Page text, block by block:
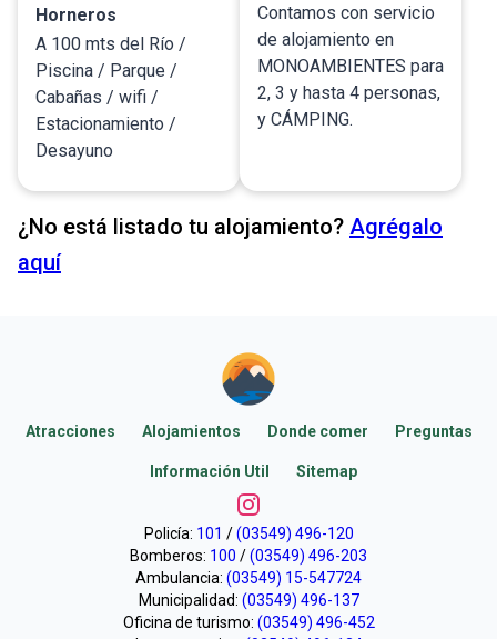
Horneros
A 100 mts del Río /
Piscina / Parque /
Cabañas / wifi /
Estacionamiento /
Desayuno
Contamos con servicio
de alojamiento en
MONOAMBIENTES para
2, 3 y hasta 4 personas,
y CÁMPING.
¿No está listado tu alojamiento? Agrégalo
aquí
Atracciones Alojamientos Donde comer Preguntas
Información Util Sitemap
Policía: 101 / (03549) 496-120
Bomberos: 100 /(03549) 496-203
Ambulancia: (03549) 15-547724
Municipalidad: (03549) 496-137
Oficina de turismo: (03549) 496-452